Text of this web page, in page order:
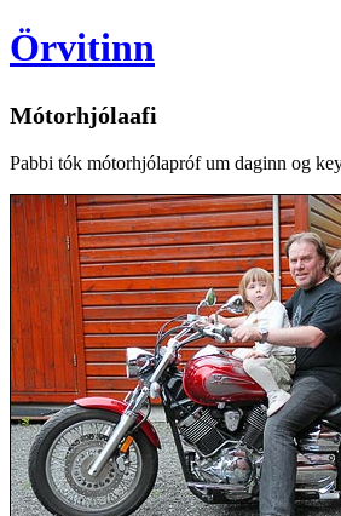
Örvitinn
Mótorhjólaafi
Pabbi tók mótorhjólapróf um daginn og